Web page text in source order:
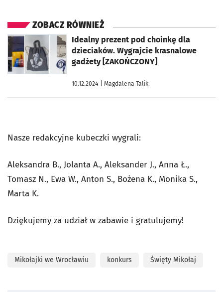
ZOBACZ RÓWNIEŻ
Idealny prezent pod choinkę dla
dzieciaków. Wygrajcie krasnalowe
gadżety [ZAKOŃCZONY]
10.12.2024 | Magdalena Talik
otworzy się w nowej karcie
Nasze redakcyjne kubeczki wygrali:
Aleksandra B., Jolanta A., Aleksander J., Anna Ł.,
Tomasz N., Ewa W., Anton S., Bożena K., Monika S.,
Marta K.
Dziękujemy za udział w zabawie i gratulujemy!
Mikołajki we Wrocławiu konkurs Święty Mikołaj